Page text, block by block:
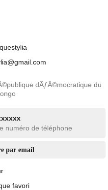
dÃƒÂ©mocratique du
numéro de téléphone
par email
favori